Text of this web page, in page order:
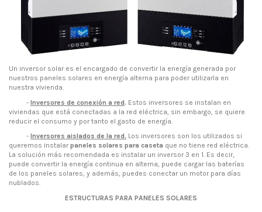
Un inversor solar es el encargado de convertir la energía generada por
nuestros paneles solares en energía alterna para poder utilizarla en
nuestra vivienda.
- Inversores de conexión a red. Estos inversores se instalan en
viviendas que está conectadas a la red eléctrica, sin embargo, se quiere
reducir el consumo y por tanto el gasto de energía.
- Inversores aislados de la red. Los inversores son los utilizados si
queremos instalar paneles solares para caseta que no tiene red eléctrica.
La solución más recomendada es instalar un inversor 3 en 1. Es decir,
puede convertir la energía continua en alterna, puede cargar las baterías
de los paneles solares, y además, puedes conectar un motor para días
nublados.
ESTRUCTURAS PARA PANELES SOLARES